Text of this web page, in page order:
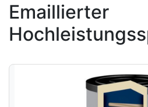
Emaillierter